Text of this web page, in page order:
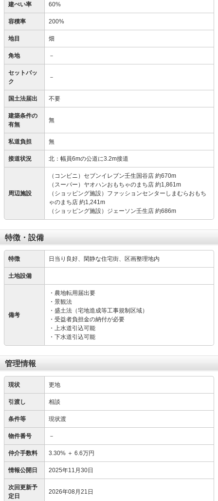
建ぺい率 60%
容積率 200%
地目 畑
角地 －
セットバッ
ク
－
国土法届出 不要
建築条件の
有無
無
私道負担 無
接道状況 北：幅員6mの公道に3.2m接道
周辺施設
（コンビニ）セブンイレブン壬生国谷店 約670m
（スーパー）ヤオハンおもちゃのまち店 約1,861m
（ショッピング施設）ファッションセンターしまむらおもち
ゃのまち店 約1,241m
（ショッピング施設）ジェーソン壬生店 約686m
特徴・設備
特徴 日当り良好、閑静な住宅街、区画整理地内
土地設備
備考
・農地転用届出要
・景観法
・盛土法（宅地造成等工事規制区域）
・受益者負担金の納付が必要
・上水道引込可能
・下水道引込可能
管理情報
現状 更地
引渡し 相談
条件等 現状渡
物件番号 －
仲介手数料 3.30% ＋ 6.6万円
情報公開日 2025年11月30日
次回更新予
定日
2026年08月21日